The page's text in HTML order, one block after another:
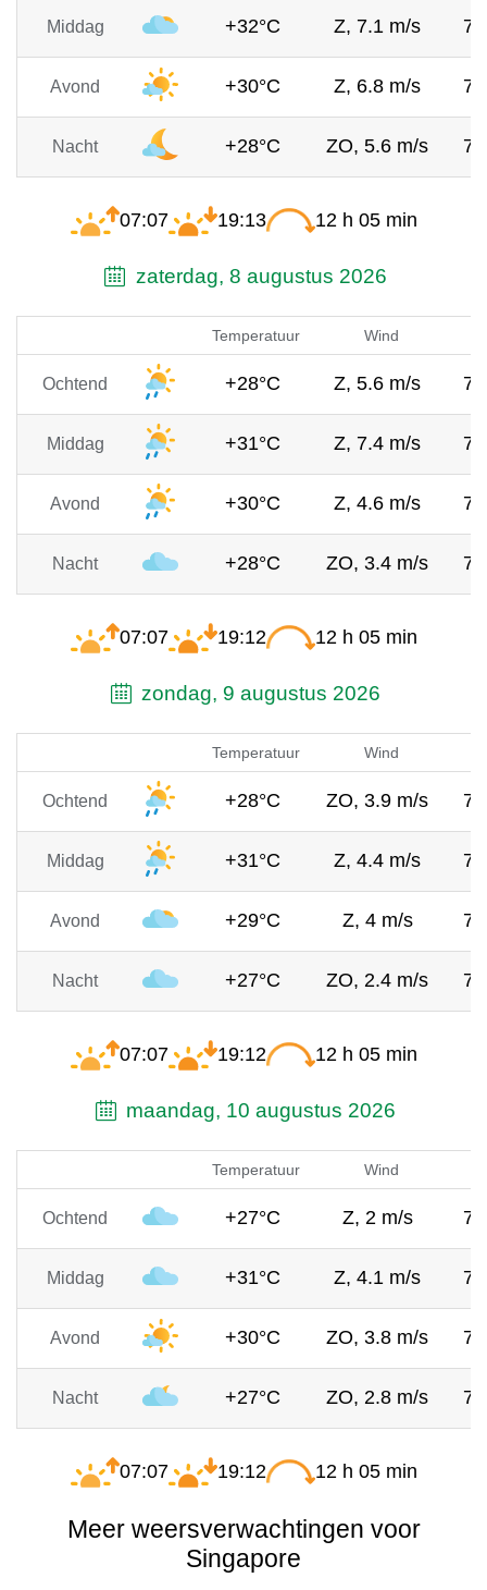
Middag +32°C Z, 7.1 m/s
Avond +30°C Z, 6.8 m/s
Nacht +28°C ZO, 5.6 m/s
07:07 19:13 12 h 05 min
zaterdag, 8 augustus 2026
Temperatuur Wind
Ochtend +28°C Z, 5.6 m/s
Middag +31°C Z, 7.4 m/s
Avond +30°C Z, 4.6 m/s
Nacht +28°C ZO, 3.4 m/s
07:07 19:12 12 h 05 min
zondag, 9 augustus 2026
Temperatuur Wind
Ochtend +28°C ZO, 3.9 m/s
Middag +31°C Z, 4.4 m/s
Avond +29°C Z, 4 m/s
Nacht +27°C ZO, 2.4 m/s
07:07 19:12 12 h 05 min
maandag, 10 augustus 2026
Temperatuur Wind
Ochtend +27°C Z, 2 m/s
Middag +31°C Z, 4.1 m/s
Avond +30°C ZO, 3.8 m/s
Nacht +27°C ZO, 2.8 m/s
07:07 19:12 12 h 05 min
Meer weersverwachtingen voor
Singapore